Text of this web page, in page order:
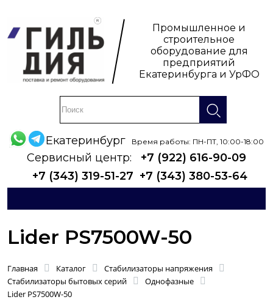
Промышленное и
строительное
оборудование для
предприятий
Екатеринбурга и УрФО
Екатеринбург Время работы: ПН-ПТ, 10:00-18:00
Сервисный центр:
+7 (922) 616-90-09
+7 (343) 319-51-27 +7 (343) 380-53-64
Lider PS7500W-50
Главная Каталог
Стабилизаторы напряжения
Стабилизаторы бытовых серий
Однофазные
Lider PS7500W-50